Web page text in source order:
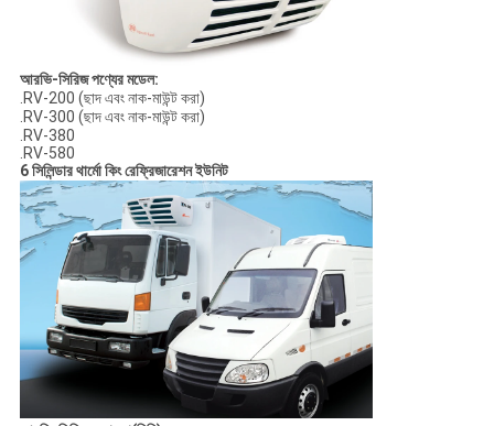
আরভি-সিরিজ পণ্যের মডেল:
.RV-200 (ছাদ এবং নাক-মাউন্ট করা)
.RV-300 (ছাদ এবং নাক-মাউন্ট করা)
.RV-380
.RV-580
6 সিলিন্ডার থার্মো কিং রেফ্রিজারেশন ইউনিট